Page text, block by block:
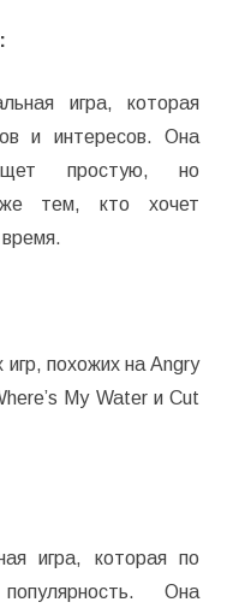
игра, которая
и интересов. Она
простую, но
тем, кто хочет
похожих на Angry
My Water и Cut
игра, которая по
Она